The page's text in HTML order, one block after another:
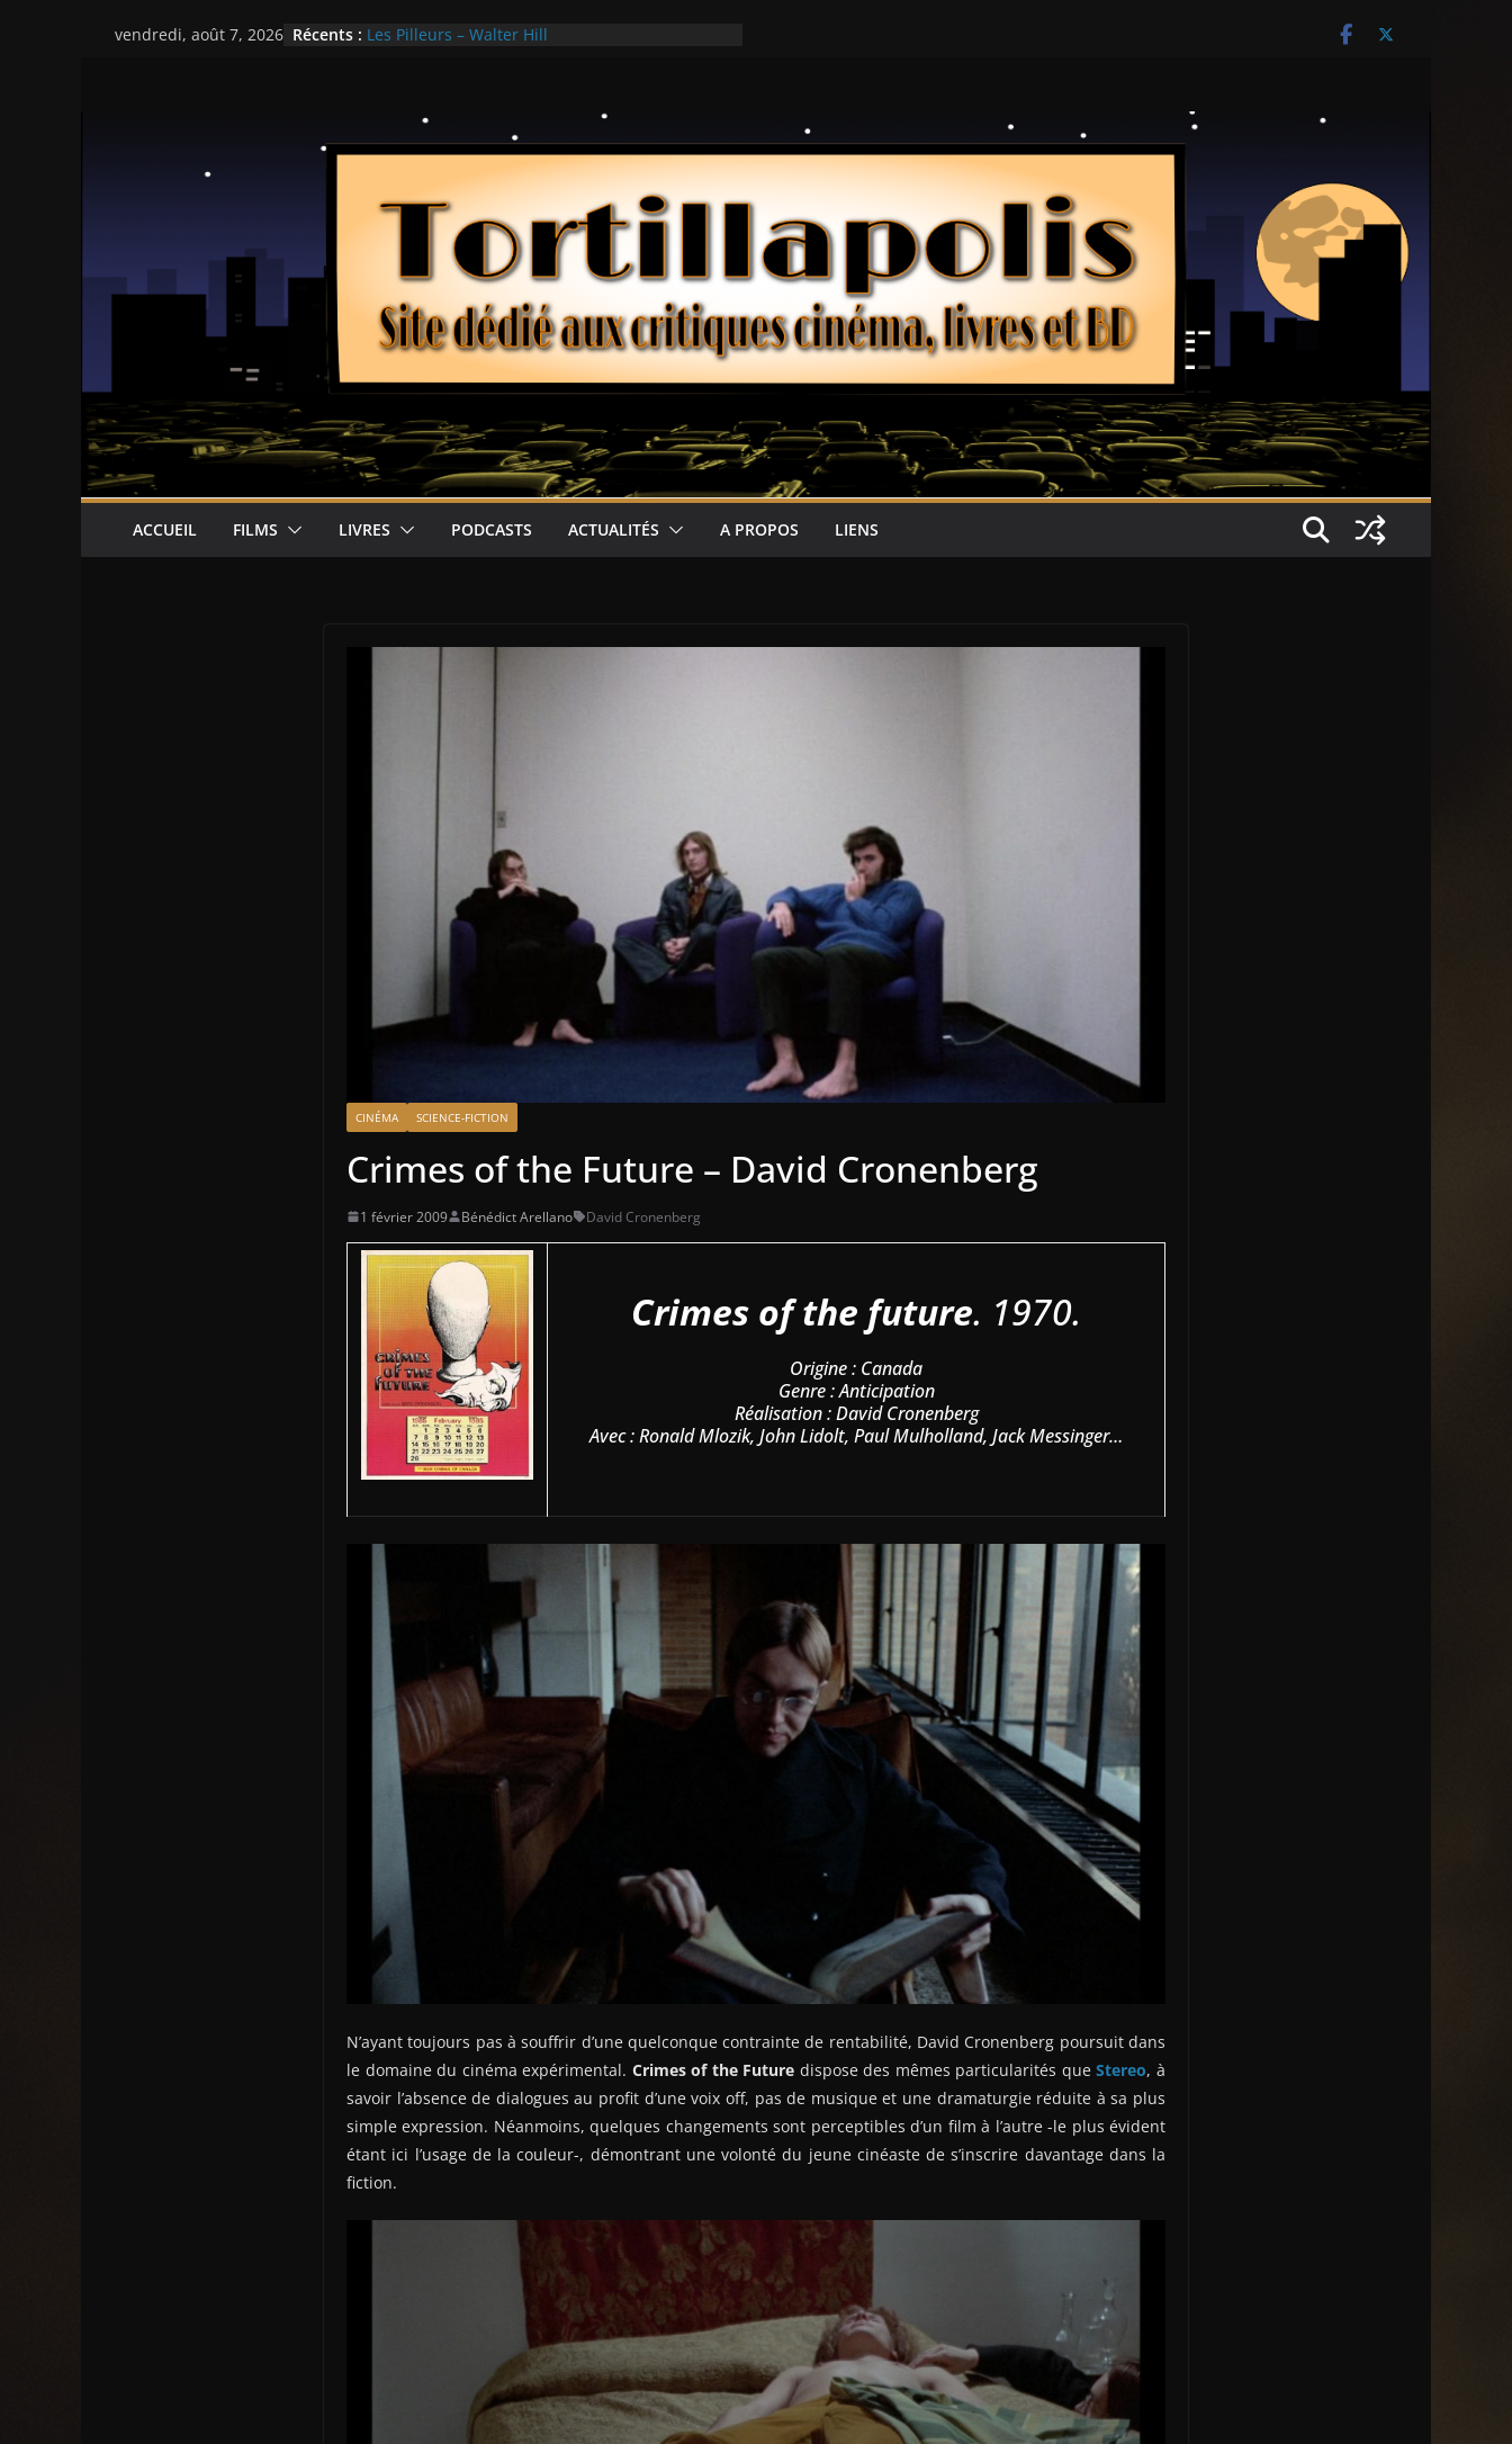
Passervendredi, août 7, 2026 Récents : Les Pilleurs – Walter Hill
Ça chauffe au lycée Ridgemont – Amy Heckerling
ACCUEIL FILMS LIVRES PODCASTS ACTUALITÉS A PROPOS LIENS
CINÉMA SCIENCE-FICTION
Crimes of the Future – David Cronenberg
1 février 2009 Bénédict Arellano David Cronenberg
Crimes of the future. 1970.
Origine : Canada
Genre : Anticipation
Réalisation : David Cronenberg
Avec : Ronald Mlozik, John Lidolt, Paul Mulholland, Jack Messinger…
N’ayant toujours pas à souffrir d’une quelconque contrainte de rentabilité, David Cronenberg poursuit dans
le domaine du cinéma expérimental. Crimes of the Future dispose des mêmes particularités queStereo, à
savoir l’absence de dialogues au profit d’une voix off, pas de musique et une dramaturgie réduite à sa plus
simple expression. Néanmoins, quelques changements sont perceptibles d’un film à l’autre -le plus évident
étant ici l’usage de la couleur-, démontrant une volonté du jeune cinéaste de s’inscrire davantage dans la
fiction.